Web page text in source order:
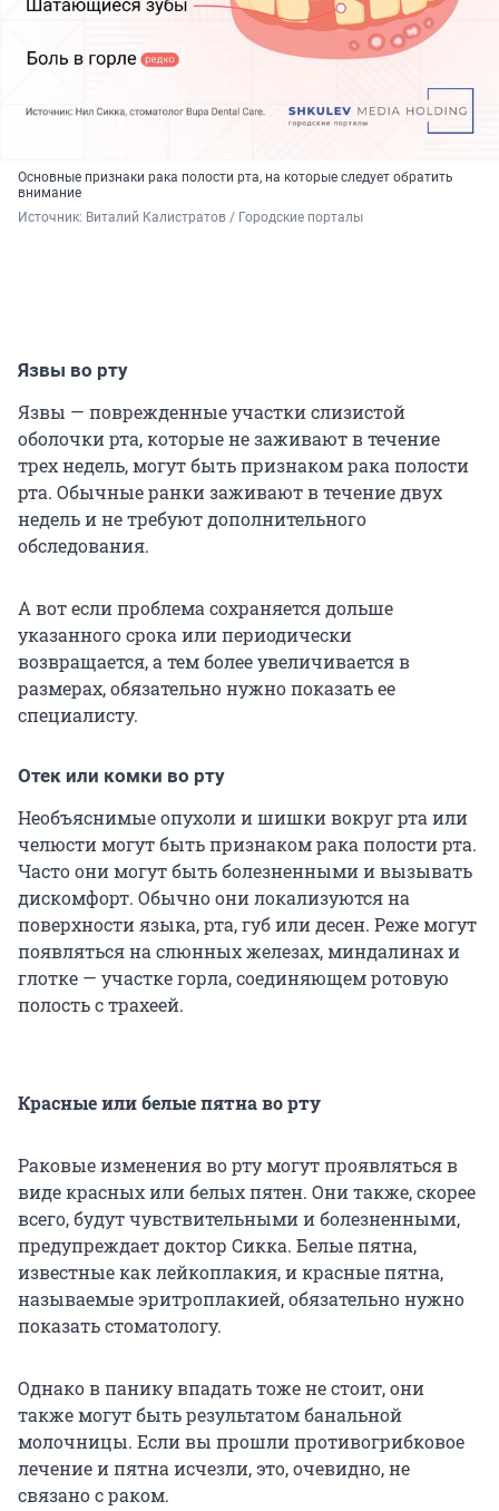
Основные признаки рака полости рта, на которые следует обратить
внимание
Источник: Виталий Калистратов / Городские порталы
Язвы во рту
Язвы — поврежденные участки слизистой
оболочки рта, которые не заживают в течение
трех недель, могут быть признаком рака полости
рта. Обычные ранки заживают в течение двух
недель и не требуют дополнительного
обследования.
А вот если проблема сохраняется дольше
указанного срока или периодически
возвращается, а тем более увеличивается в
размерах, обязательно нужно показать ее
специалисту.
Отек или комки во рту
Необъяснимые опухоли и шишки вокруг рта или
челюсти могут быть признаком рака полости рта.
Часто они могут быть болезненными и вызывать
дискомфорт. Обычно они локализуются на
поверхности языка, рта, губ или десен. Реже могут
появляться на слюнных железах, миндалинах и
глотке — участке горла, соединяющем ротовую
полость с трахеей.
Красные или белые пятна во рту
Раковые изменения во рту могут проявляться в
виде красных или белых пятен. Они также, скорее
всего, будут чувствительными и болезненными,
предупреждает доктор Сикка. Белые пятна,
известные как лейкоплакия, и красные пятна,
называемые эритроплакией, обязательно нужно
показать стоматологу.
Однако в панику впадать тоже не стоит, они
также могут быть результатом банальной
молочницы. Если вы прошли противогрибковое
лечение и пятна исчезли, это, очевидно, не
связано с раком.